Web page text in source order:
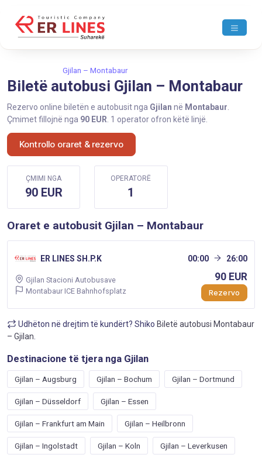
Gjilan – Montabaur
Biletë autobusi Gjilan – Montabaur
Rezervo online biletën e autobusit nga Gjilan në Montabaur
Çmimet fillojnë nga 90 EUR . 1 operator ofron këtë linjë.
Kontrollo oraret & rezervo
ÇMIMI NGA
90 EUR
OPERATORË
1
Oraret e autobusit Gjilan – Montabaur
ER LINES SH.P.K 00:00 26:00
Gjilan Stacioni Autobusave
Montabaur ICE Bahnhofsplatz
90 EUR
Rezervo
Udhëton në drejtim të kundërt? Shiko Biletë autobusi Montabaur
– Gjilan
Destinacione të tjera nga Gjilan
Gjilan – Augsburg Gjilan – Bochum Gjilan – Dortmund
Gjilan – Düsseldorf Gjilan – Essen
Gjilan – Frankfurt am Main Gjilan – Heilbronn
Gjilan – Ingolstadt Gjilan – Koln Gjilan – Leverkusen